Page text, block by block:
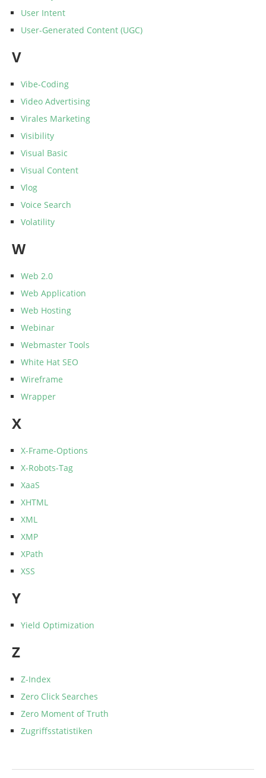
User Intent
User-Generated Content (UGC)
V
Vibe-Coding
Video Advertising
Virales Marketing
Visibility
Visual Basic
Visual Content
Vlog
Voice Search
Volatility
W
Web 2.0
Web Application
Web Hosting
Webinar
Webmaster Tools
White Hat SEO
Wireframe
Wrapper
X
X-Frame-Options
X-Robots-Tag
XaaS
XHTML
XML
XMP
XPath
XSS
Y
Yield Optimization
Z
Z-Index
Zero Click Searches
Zero Moment of Truth
Zugriffsstatistiken